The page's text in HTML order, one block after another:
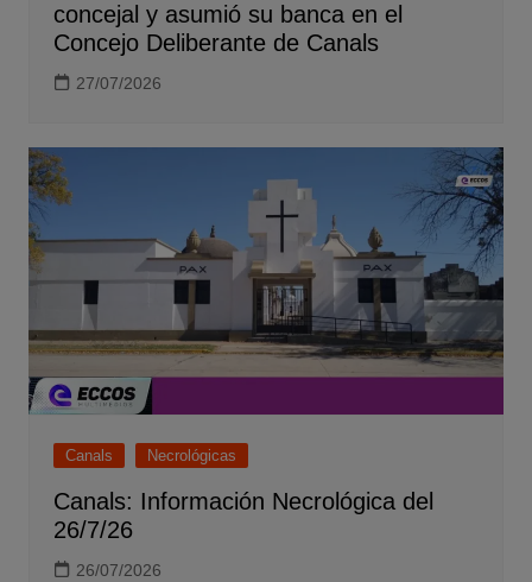
concejal y asumió su banca en el
Concejo Deliberante de Canals
27/07/2026
Canals Necrológicas
Canals: Información Necrológica del
26/7/26
26/07/2026